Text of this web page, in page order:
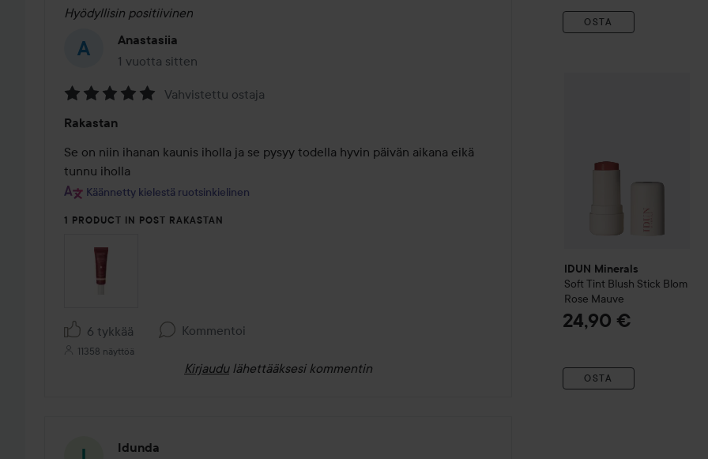
Hyödyllisin positiivinen
Anastasiia
1 vuotta sitten
Viesti luotiin 1 vuotta sitten
5
/
5
Vahvistettu ostaja
Rakastan
Se on niin ihanan kaunis iholla ja se pysyy todella hyvin päivän aikana eikä
tunnu iholla
Käännetty kielestä ruotsinkielinen
1 PRODUCT IN POST RAKASTAN
6 tykkää Kommentoi
11358 näyttöä
Kirjaudu lähettääksesi kommentin
Idunda
OSTA
IDUN Minerals
Soft Tint Blush Stick Blom
Rose Mauve
24,90 €
OSTA